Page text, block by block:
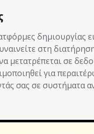
στη
μετατρέπεται σε
για
σας σε